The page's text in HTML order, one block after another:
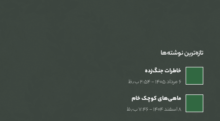
تازه‌ترین نوشته‌ها
خاطرات جنگ‌‌زده
۶ مرداد ۱۴۰۵ - ۲:۵۴ ب٫ظ
ماهی‌های کوچک خام
۸ اسفند ۱۴۰۴ - ۷:۴۶ ب٫ظ